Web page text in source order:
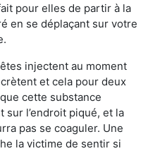
pour elles de partir à la
en se déplaçant sur votre
injectent au moment
et cela pour deux
cette substance
sur l’endroit piqué, et la
pas se coaguler. Une
la victime de sentir si